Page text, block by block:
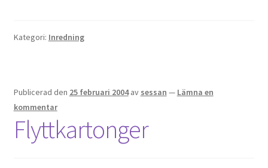
Kategori: Inredning
Publicerad den 25 februari 2004 av sessan — Lämna en
kommentar
Flyttkartonger